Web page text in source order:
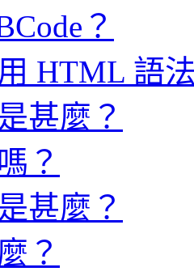
？
HTML 語
甚麼？
？
甚麼？
？